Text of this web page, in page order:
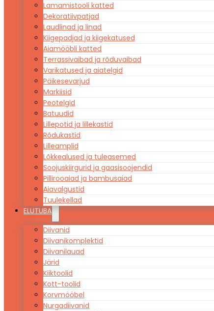
Lamamistooli katted
Dekoratiivpatjad
Laudlinad ja linad
Kiigepadjad ja kiigekatused
Aiamööbli katted
Terrassivaibad ja rõduvaibad
Varikatused ja aiatelgid
Päikesevarjud
Markiisid
Peotelgid
Batuudid
Lillepotid ja lillekastid
Rõdukastid
Lilleamplid
Lõkkealused ja tuleasemed
Soojuskiirgurid ja gaasisoojendid
Pillirooaiad ja bambusaiad
Aiavalgustid
Tuulekellad
ELUTUBA
Diivanid
Diivanikomplektid
Diivanilauad
Järid
Kiiktoolid
Kott-toolid
Korvmööbel
Nurgadiivanid